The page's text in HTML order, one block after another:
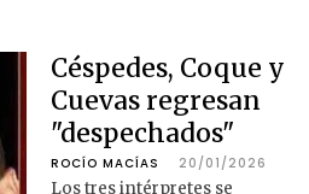
Céspedes, Coque y
Cuevas regresan
"despechados"
ROCÍO MACÍAS 20/01/2026
Los tres intérpretes se